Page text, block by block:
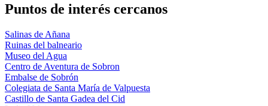
Puntos de interés cercanos
Salinas de Añana
Ruinas del balneario
Museo del Agua
Centro de Aventura de Sobron
Embalse de Sobrón
Colegiata de Santa María de Valpuesta
Castillo de Santa Gadea del Cid